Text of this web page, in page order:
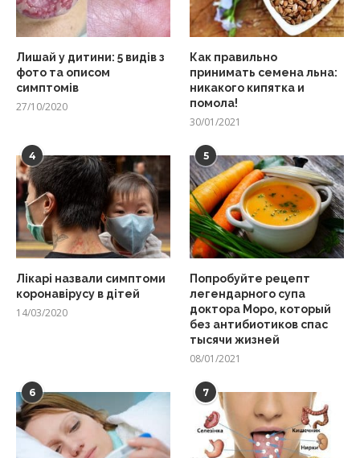
Лишай у дитини: 5 видів з
фото та описом
симптомів
27/10/2020
Как правильно
принимать семена льна:
никакого кипятка и
помола!
30/01/2021
4
Лікарі назвали симптоми
коронавірусу в дітей
14/03/2020
5
Попробуйте рецепт
легендарного супа
доктора Моро, который
без антибиотиков спас
тысячи жизней
08/01/2021
6 7